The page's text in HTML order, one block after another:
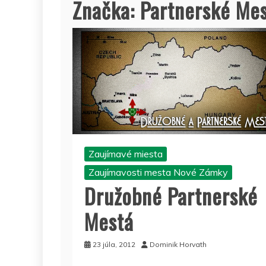
Značka: Partnerské
Zaujímavé miesta
Zaujímavosti mesta Nové Zámky
Družobné Partnerské
Mestá
23 júla, 2012 Dominik Horvath